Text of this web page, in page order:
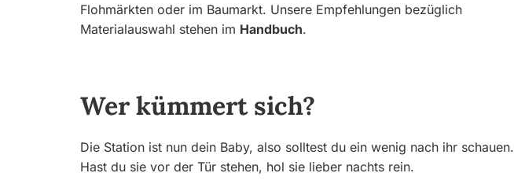
Flohmärkten oder im Baumarkt. Unsere Empfehlungen bezüglich
Materialauswahl stehen im Handbuch.
Wer kümmert sich?
Die Station ist nun dein Baby, also solltest du ein wenig nach ihr schauen.
Hast du sie vor der Tür stehen, hol sie lieber nachts rein.